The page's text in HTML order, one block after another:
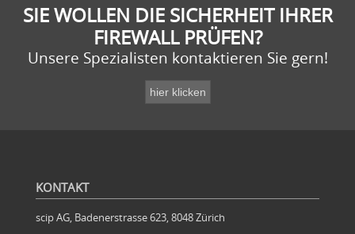
SIE WOLLEN DIE SICHERHEIT IHRER
FIREWALL PRÜFEN?
Unsere Spezialisten kontaktieren Sie gern!
KONTAKT
scip AG, Badenerstrasse 623, 8048 Zürich